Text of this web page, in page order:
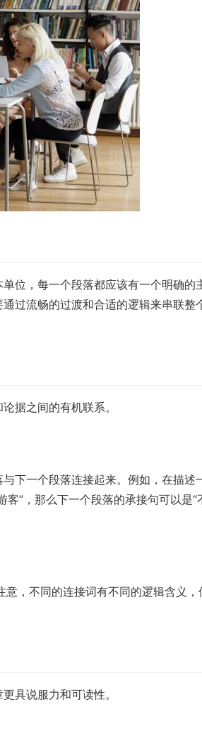
位，每一个段落都应该有一个明确的
过流畅的过渡和合适的逻辑来串联整
据之间的有机联系。
下一个段落连接起来。例如，在描述
”，那么下一个段落的承接句可以是“
意，不同的连接词有不同的逻辑含义，
具说服力和可读性。